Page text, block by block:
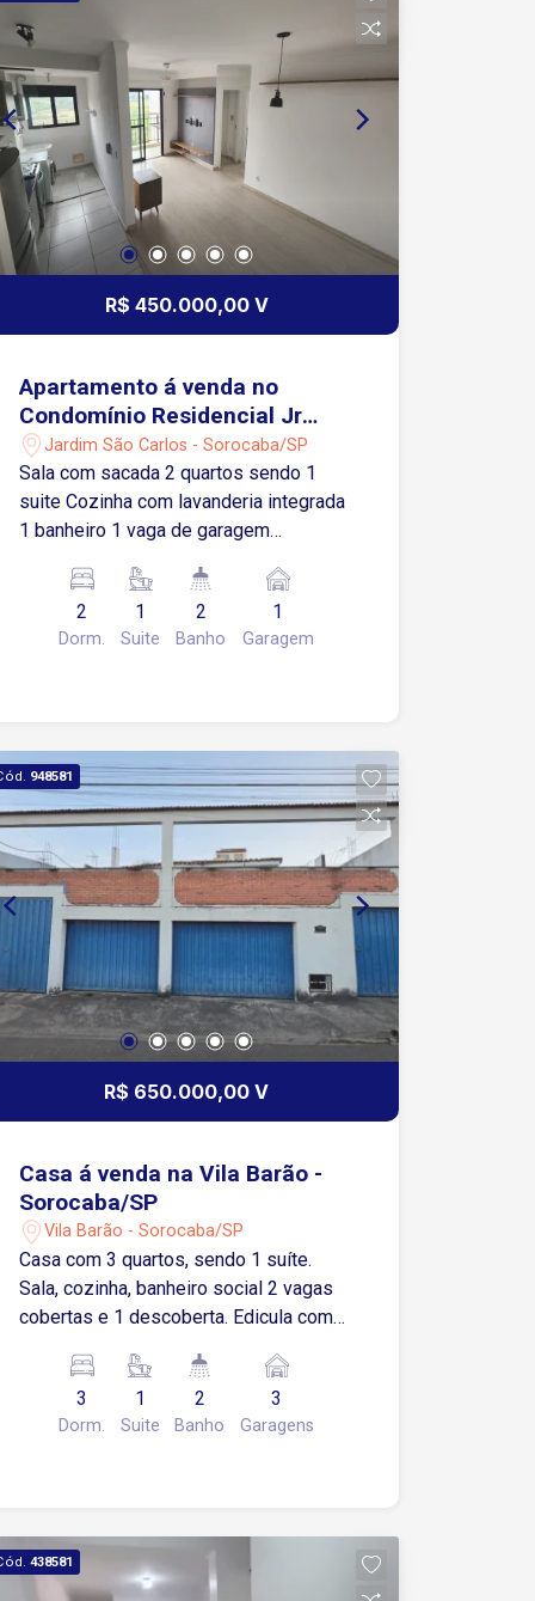
Lavanderia: Completa com banheiro
adicional. Diferenciais: Ar-condicionado
nos quartos e sala de TV. Armários
modulados nos quartos, banheiros,
cozinha e lavanderia. Aquecimento de
água a gás. Piso laminado nos quartos
e porcelanato nos demais ambientes. 3
vagas de garagem tipo gaveta.
R$ 450.000,00 V
Apartamento á venda no
Condomínio Residencial Jr
Campolim - Sorocaba/SP
Jardim São Carlos - Sorocaba/SP
Sala com sacada 2 quartos sendo 1
suite Cozinha com lavanderia integrada
1 banheiro 1 vaga de garagem
ambientes
2
Dorm.
1
Suite
2
Banho
1
Garagem
948581
R$ 650.000,00 V
Casa á venda na Vila Barão -
Sorocaba/SP
Vila Barão - Sorocaba/SP
Casa com 3 quartos, sendo 1 suíte.
Sala, cozinha, banheiro social 2 vagas
cobertas e 1 descoberta. Edicula com
3
Dorm.
1
Suite
2
Banho
3
Garagens
438581